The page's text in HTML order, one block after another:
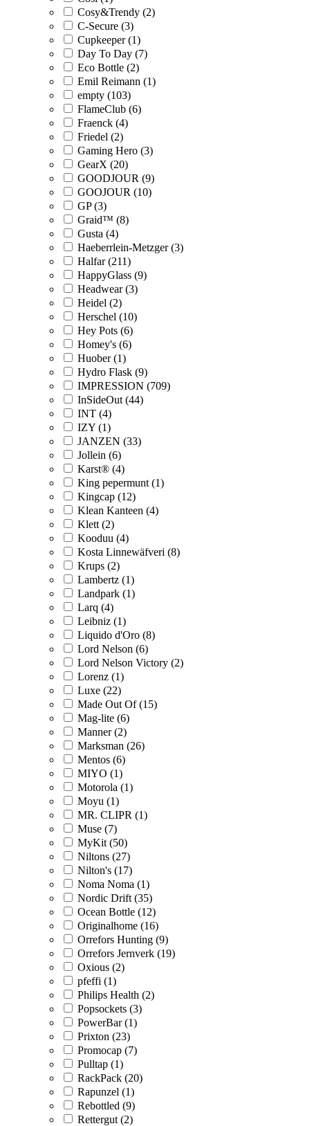
Cosy&Trendy (2)
C-Secure (3)
Cupkeeper (1)
Day To Day (7)
Eco Bottle (2)
Emil Reimann (1)
empty (103)
FlameClub (6)
Fraenck (4)
Friedel (2)
Gaming Hero (3)
GearX (20)
GOODJOUR (9)
GOOJOUR (10)
GP (3)
Graid™ (8)
Gusta (4)
Haeberrlein-Metzger (3)
Halfar (211)
HappyGlass (9)
Headwear (3)
Heidel (2)
Herschel (10)
Hey Pots (6)
Homey's (6)
Huober (1)
Hydro Flask (9)
IMPRESSION (709)
InSideOut (44)
INT (4)
IZY (1)
JANZEN (33)
Jollein (6)
Karst® (4)
King pepermunt (1)
Kingcap (12)
Klean Kanteen (4)
Klett (2)
Kooduu (4)
Kosta Linnewäfveri (8)
Krups (2)
Lambertz (1)
Landpark (1)
Larq (4)
Leibniz (1)
Liquido d'Oro (8)
Lord Nelson (6)
Lord Nelson Victory (2)
Lorenz (1)
Luxe (22)
Made Out Of (15)
Mag-lite (6)
Manner (2)
Marksman (26)
Mentos (6)
MIYO (1)
Motorola (1)
Moyu (1)
MR. CLIPR (1)
Muse (7)
MyKit (50)
Niltons (27)
Nilton's (17)
Noma Noma (1)
Nordic Drift (35)
Ocean Bottle (12)
Originalhome (16)
Orrefors Hunting (9)
Orrefors Jernverk (19)
Oxious (2)
pfeffi (1)
Philips Health (2)
Popsockets (3)
PowerBar (1)
Prixton (23)
Promocap (7)
Pulltap (1)
RackPack (20)
Rapunzel (1)
Rebottled (9)
Rettergut (2)